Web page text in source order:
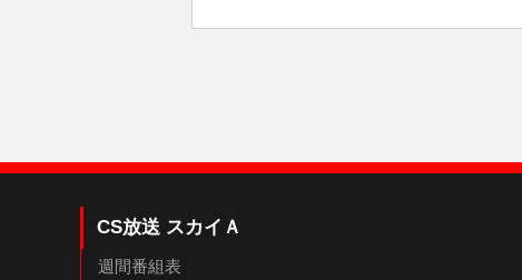
CS放送 スカイＡ
週間番組表